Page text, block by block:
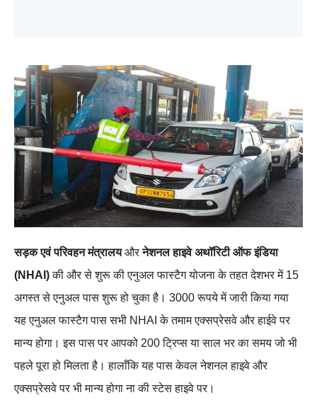
सड़क एवं परिवहन मंत्रालयऔरनेशनल हाइवे अथॉरिटी ऑफ इंडिया
(NHAI)की और से शुरू की एनुअल फास्टैग योजना के तहत देशभर में 15
अगस्त से एनुअल पास शुरू हो चुका है। 3000 रूपये में जारी किया गया
यह एनुअल फास्टैग पास सभी NHAI के तमाम एक्सप्रेसवे और हाईवे पर
मान्य होगा। इस पास पर आपको 200 ट्रिप्स या साल भर का समय जो भी
पहले पूरा हो मिलता है। हालाँकि यह पास केवल नेशनल हाइवे और
एक्सप्रेसवे पर भी मान्य होगा ना की स्टेस हाइवे पर।